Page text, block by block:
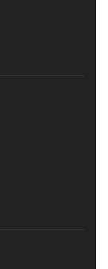
Inoxidable